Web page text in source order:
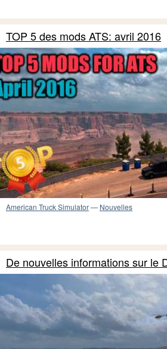
TOP 5 des mods ATS: avril 2016
American Truck Simulator— Nouvelles
De nouvelles informations sur le